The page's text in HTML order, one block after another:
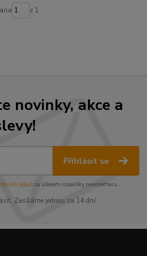
z 1
novinky, akce a
Přihlásit se
údajůza účelem rozesílky newsletteru.
Zasíláme jednou za 14 dní.